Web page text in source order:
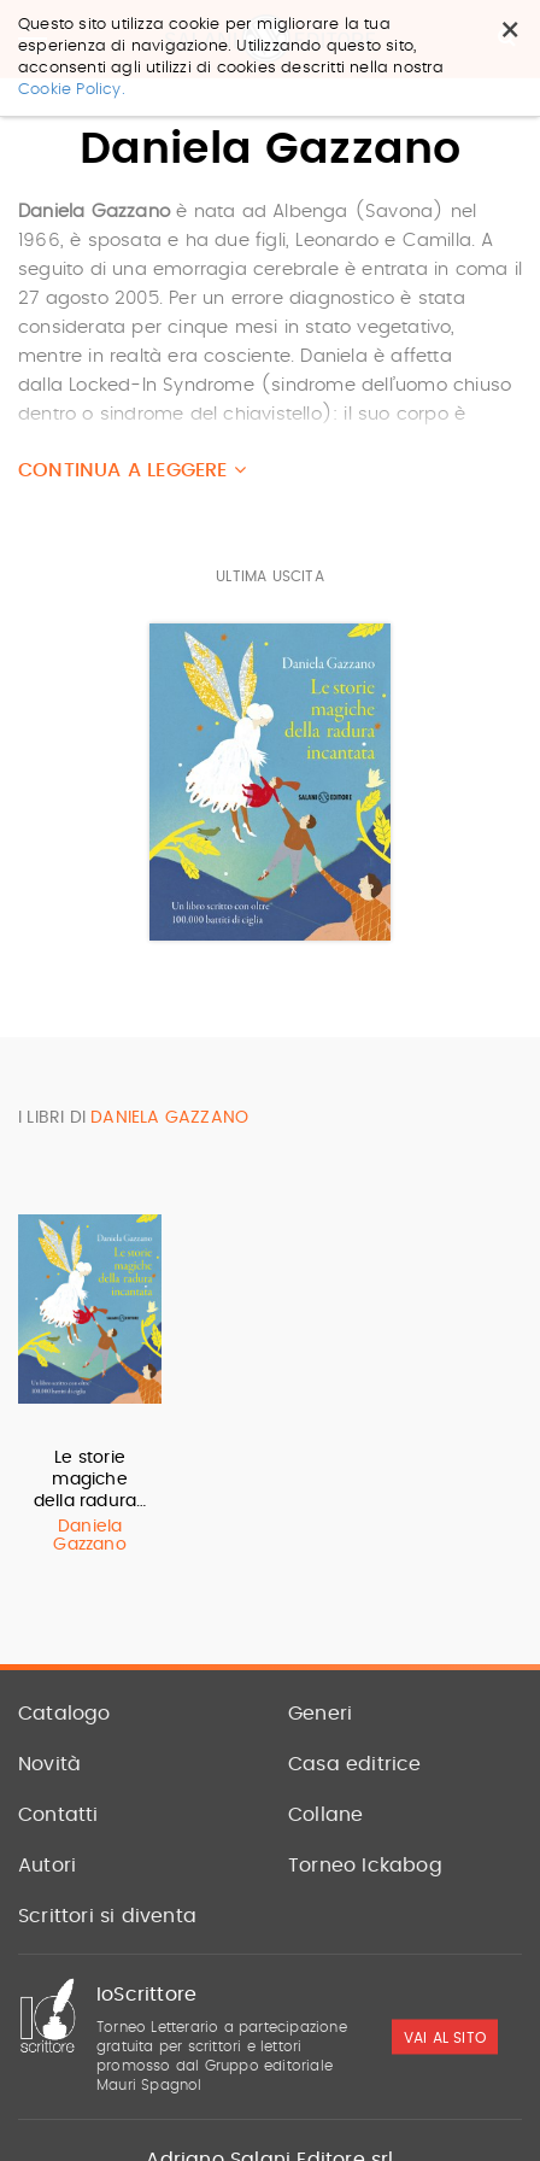
×
Questo sito utilizza cookie per migliorare la tua
esperienza di navigazione. Utilizzando questo sito,
acconsenti agli utilizzi di cookies descritti nella nostra
Cookie Policy.
Salta
navigazione
Daniela Gazzano
Daniela Gazzanoè nata ad Albenga (Savona) nel
1966, è sposata e ha due figli, Leonardo e Camilla. A
seguito di una emorragia cerebrale è entrata in coma il
27 agosto 2005. Per un errore diagnostico è stata
considerata per cinque mesi in stato vegetativo,
mentre in realtà era cosciente. Daniela è affetta
dalla Locked-In Syndrome (sindrome dell’uomo chiuso
dentro o sindrome del chiavistello): il suo corpo è
con il battito delle ciglia. Vive nella sua casa a Bra, in
CONTINUA A LEGGERE
ULTIMA USCITA
I LIBRI DI DANIELA GAZZANO
Le storie
magiche
della radura…
Daniela
Gazzano
Catalogo Generi
Novità Casa editrice
Contatti Collane
Autori Torneo Ickabog
Scrittori si diventa
IoScrittore
Torneo Letterario a partecipazione
gratuita per scrittori e lettori
promosso dal Gruppo editoriale
Mauri Spagnol
VAI AL SITO